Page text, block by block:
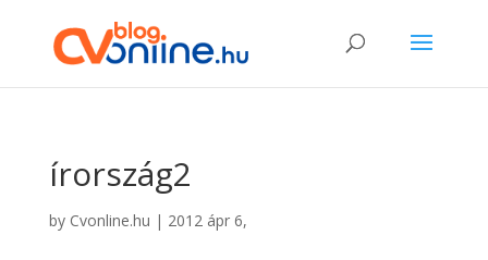
írország2
by Cvonline.hu | 2012 ápr 6,